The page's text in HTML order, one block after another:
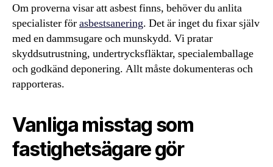
Om proverna visar att asbest finns, behöver du anlita
specialister förasbestsanering. Det är inget du fixar själv
med en dammsugare och munskydd. Vi pratar
skyddsutrustning, undertrycksfläktar, specialemballage
och godkänd deponering. Allt måste dokumenteras och
rapporteras.
Vanliga misstag som
fastighetsägare gör